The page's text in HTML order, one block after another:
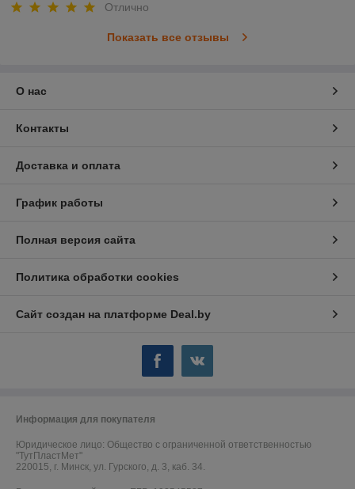
Отлично
Показать все отзывы
О нас
Контакты
Доставка и оплата
График работы
Полная версия сайта
Политика обработки cookies
Сайт создан на платформе Deal.by
Информация для покупателя
Юридическое лицо: Общество с ограниченной ответственностью
"ТутПластМет"
220015, г. Минск, ул. Гурского, д. 3, каб. 34.